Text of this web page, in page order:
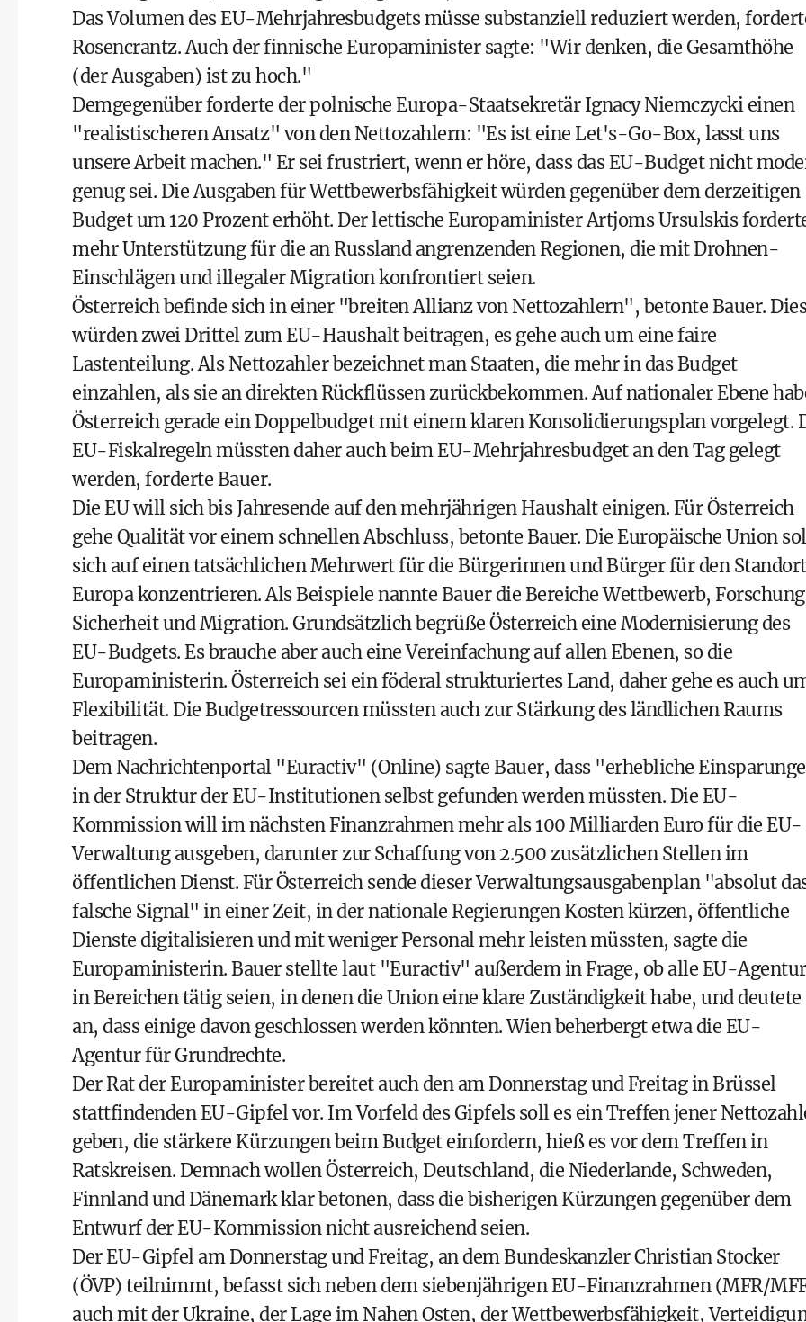
Das Volumen des EU-Mehrjahresbudgets müsse substanziell reduziert werden,
Rosencrantz. Auch der finnische Europaminister sagte: "Wir denken, die Gesamthöhe
(der Ausgaben) ist zu hoch."
Demgegenüber forderte der polnische Europa-Staatsekretär Ignacy Niemczycki einen
"realistischeren Ansatz" von den Nettozahlern: "Es ist eine Let's-Go-Box, lasst uns
unsere Arbeit machen." Er sei frustriert, wenn er höre, dass das EU-Budget nicht
genug sei. Die Ausgaben für Wettbewerbsfähigkeit würden gegenüber dem derzeitigen
Budget um 120 Prozent erhöht. Der lettische Europaminister Artjoms Ursulskis
mehr Unterstützung für die an Russland angrenzenden Regionen, die mit Drohnen-
Einschlägen und illegaler Migration konfrontiert seien.
Österreich befinde sich in einer "breiten Allianz von Nettozahlern", betonte Bauer.
würden zwei Drittel zum EU-Haushalt beitragen, es gehe auch um eine faire
Lastenteilung. Als Nettozahler bezeichnet man Staaten, die mehr in das Budget
einzahlen, als sie an direkten Rückflüssen zurückbekommen. Auf nationaler Ebene
Österreich gerade ein Doppelbudget mit einem klaren Konsolidierungsplan vorgelegt.
EU-Fiskalregeln müssten daher auch beim EU-Mehrjahresbudget an den Tag gelegt
werden, forderte Bauer.
Die EU will sich bis Jahresende auf den mehrjährigen Haushalt einigen. Für Österreich
gehe Qualität vor einem schnellen Abschluss, betonte Bauer. Die Europäische Union
sich auf einen tatsächlichen Mehrwert für die Bürgerinnen und Bürger für den Standort
Europa konzentrieren. Als Beispiele nannte Bauer die Bereiche Wettbewerb,
Sicherheit und Migration. Grundsätzlich begrüße Österreich eine Modernisierung des
EU-Budgets. Es brauche aber auch eine Vereinfachung auf allen Ebenen, so die
Europaministerin. Österreich sei ein föderal strukturiertes Land, daher gehe es auch
Flexibilität. Die Budgetressourcen müssten auch zur Stärkung des ländlichen Raums
beitragen.
Dem Nachrichtenportal "Euractiv" (Online) sagte Bauer, dass "erhebliche
in der Struktur der EU-Institutionen selbst gefunden werden müssten. Die EU-
Kommission will im nächsten Finanzrahmen mehr als 100 Milliarden Euro für die EU-
Verwaltung ausgeben, darunter zur Schaffung von 2.500 zusätzlichen Stellen im
öffentlichen Dienst. Für Österreich sende dieser Verwaltungsausgabenplan "absolut
falsche Signal" in einer Zeit, in der nationale Regierungen Kosten kürzen, öffentliche
Dienste digitalisieren und mit weniger Personal mehr leisten müssten, sagte die
Europaministerin. Bauer stellte laut "Euractiv" außerdem in Frage, ob alle EU-
in Bereichen tätig seien, in denen die Union eine klare Zuständigkeit habe, und deutete
an, dass einige davon geschlossen werden könnten. Wien beherbergt etwa die EU-
Agentur für Grundrechte.
Der Rat der Europaminister bereitet auch den am Donnerstag und Freitag in Brüssel
stattfindenden EU-Gipfel vor. Im Vorfeld des Gipfels soll es ein Treffen jener
geben, die stärkere Kürzungen beim Budget einfordern, hieß es vor dem Treffen in
Ratskreisen. Demnach wollen Österreich, Deutschland, die Niederlande, Schweden,
Finnland und Dänemark klar betonen, dass die bisherigen Kürzungen gegenüber dem
Entwurf der EU-Kommission nicht ausreichend seien.
Der EU-Gipfel am Donnerstag und Freitag, an dem Bundeskanzler Christian Stocker
(ÖVP) teilnimmt, befasst sich neben dem siebenjährigen EU-Finanzrahmen (MFR/
auch mit der Ukraine, der Lage im Nahen Osten, der Wettbewerbsfähigkeit,